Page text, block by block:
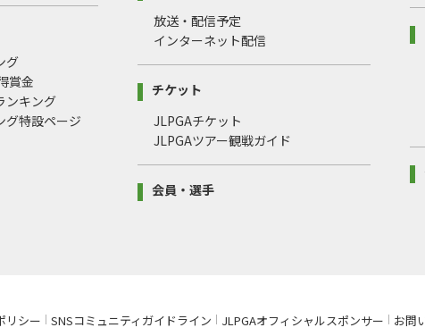
グ
賞金
ンキング
グ特設ページ
放送・配信予定
インターネット配信
チケット
JLPGAチケット
JLPGAツアー観戦ガイド
会員・選手
リシー SNSコミュニティガイドライン JLPGAオフィシャルスポンサー お問